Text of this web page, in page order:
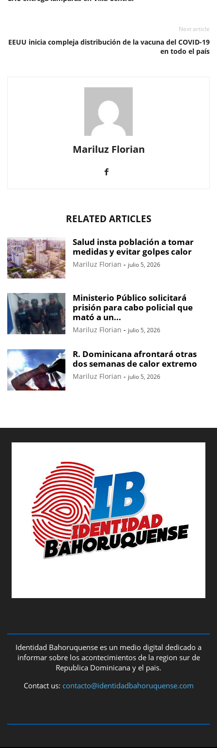
Next article
EEUU inicia compleja distribución de la vacuna del COVID-19
en todo el país
Mariluz Florian
RELATED ARTICLES
Salud insta población a tomar
medidas y evitar golpes calor
Mariluz Florian - julio 5, 2026
Ministerio Público solicitará
prisión para cabo policial que
mató a un...
Mariluz Florian - julio 5, 2026
R. Dominicana afrontará otras
dos semanas de calor extremo
Mariluz Florian - julio 5, 2026
Identidad Bahoruquense es un medio digital dedicado a
informar sobre los acontecimientos de la region sur de
Republica Dominicana y el pais.
Contact us: contacto@identidadbahoruquense.com